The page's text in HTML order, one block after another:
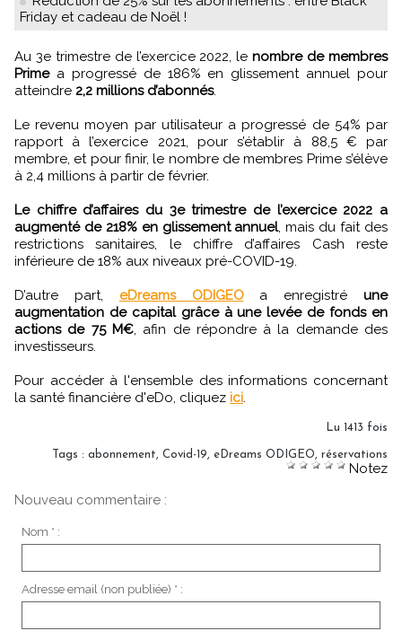
Friday et cadeau de Noël !
Au 3e trimestre de l’exercice 2022, lenombre de membres
Primea progressé de 186% en glissement annuel pour
atteindre 2,2 millions d’abonnés.
Le revenu moyen par utilisateur a progressé de 54% par
rapport à l’exercice 2021, pour s’établir à 88,5 € par
membre, et pour finir, le nombre de membres Prime s’élève
à 2,4 millions à partir de février.
Le chiffre d’affaires du 3e trimestre de l’exercice 2022 a
augmenté de 218% en glissement annuel, mais du fait des
restrictions sanitaires, le chiffre d’affaires Cash reste
inférieure de 18% aux niveaux pré-COVID-19.
D’autre part, eDreams ODIGEOa enregistréune
augmentation de capital grâce à une levée de fonds en
actions de 75 M€, afin de répondre à la demande des
investisseurs.
Pour accéder à l'ensemble des informations concernant
la santé financière d'eDo, cliquez ici.
Lu 1413 fois
Tags : abonnement, Covid-19, eDreams ODIGEO, réservations
Notez
Nouveau commentaire :
Nom * :
Adresse email (non publiée) * :